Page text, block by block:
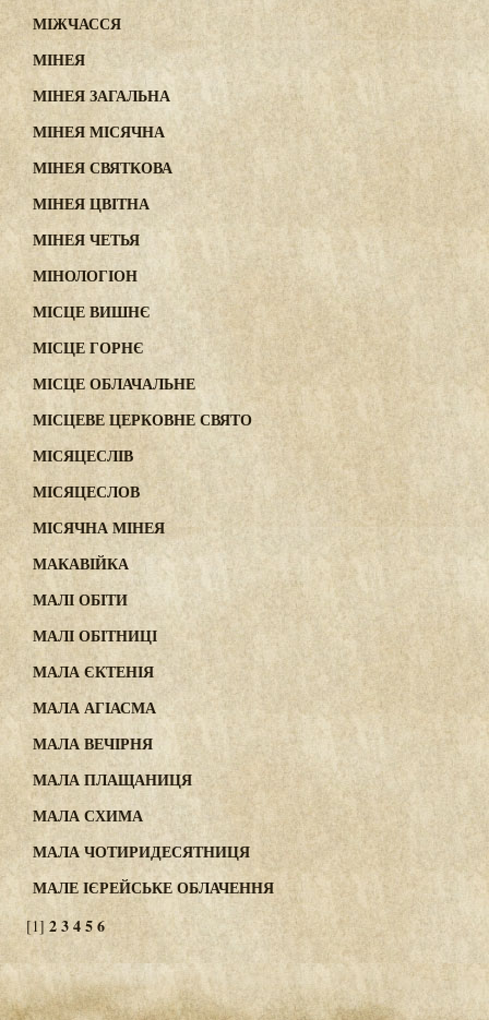
МІЖЧАССЯ
МІНЕЯ
МІНЕЯ ЗАГАЛЬНА
МІНЕЯ МІСЯЧНА
МІНЕЯ СВЯТКОВА
МІНЕЯ ЦВІТНА
МІНЕЯ ЧЕТЬЯ
МІНОЛОГІОН
МІСЦЕ ВИШНЄ
МІСЦЕ ГОРНЄ
МІСЦЕ ОБЛАЧАЛЬНЕ
МІСЦЕВЕ ЦЕРКОВНЕ СВЯТО
МІСЯЦЕСЛІВ
МІСЯЦЕСЛОВ
МІСЯЧНА МІНЕЯ
МАКАВІЙКА
МАЛІ ОБІТИ
МАЛІ ОБІТНИЦІ
МАЛА ЄКТЕНІЯ
МАЛА АГІАСМА
МАЛА ВЕЧІРНЯ
МАЛА ПЛАЩАНИЦЯ
МАЛА СХИМА
МАЛА ЧОТИРИДЕСЯТНИЦЯ
МАЛЕ ІЄРЕЙСЬКЕ ОБЛАЧЕННЯ
[1] 23456